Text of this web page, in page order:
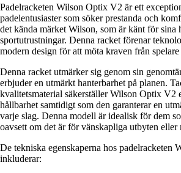
Padelracketen Wilson Optix V2 är ett
padelentusiaster som söker prestanda och
det kända märket Wilson, som är känt för sina
sportutrustningar. Denna racket förenar
modern design för att möta kraven från
Denna racket utmärker sig genom sin
erbjuder en utmärkt hanterbarhet på planen.
kvalitetsmaterial säkerställer Wilson Optix V2
hållbarhet samtidigt som den garanterar en
varje slag. Denna modell är idealisk för dem
oavsett om det är för vänskapliga utbyten eller
De tekniska egenskaperna hos padelracketen
inkluderar: